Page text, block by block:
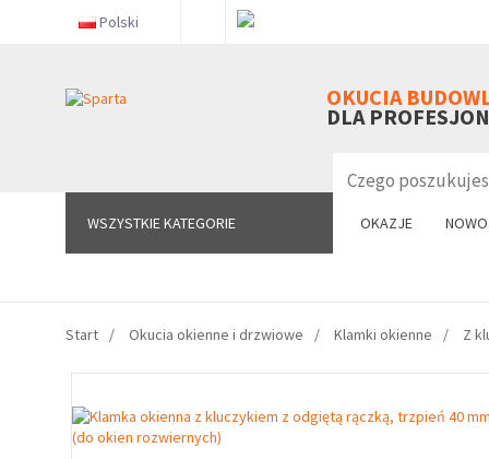
Polski
OKUCIA
DLA
WSZYSTKIE KATEGORIE OKAZJE
WSZYSTKIE KATEGORIE
Start Okucia okienne i drzwiowe Klamki okienne Z